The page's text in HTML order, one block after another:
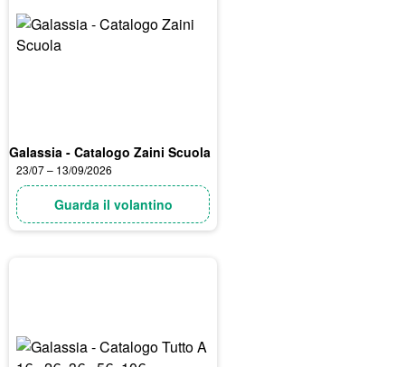
Galassia - Catalogo Zaini Scuola
23/07 – 13/09/2026
Guarda il volantino